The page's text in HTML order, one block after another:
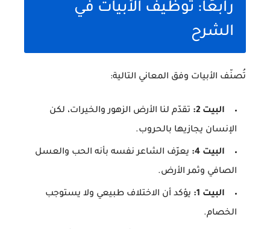
رابعًا: توظيف الأبيات في
الشرح
تُصنّف الأبيات وفق المعاني التالية:
البيت 2:
تقدّم لنا الأرض الزهور والخيرات، لكن
الإنسان يجازيها بالحروب.
البيت 4:
يعرّف الشاعر نفسه بأنه الحب والعسل
الصافي وثمر الأرض.
البيت 1:
يؤكد أن الاختلاف طبيعي ولا يستوجب
الخصام.